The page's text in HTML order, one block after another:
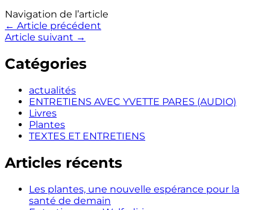
Navigation de l’article
← Article précédent
Article suivant →
Catégories
actualités
ENTRETIENS AVEC YVETTE PARES (AUDIO)
Livres
Plantes
TEXTES ET ENTRETIENS
Articles récents
Les plantes, une nouvelle espérance pour la
santé de demain